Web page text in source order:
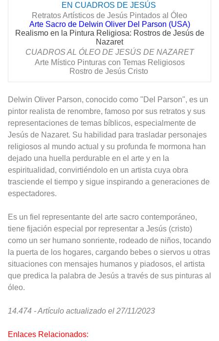
EN CUADROS DE JESÚS
Retratos Artísticos de Jesús Pintados al Óleo
Arte Sacro de Delwin Oliver Del Parson (USA)
Realismo en la Pintura Religiosa: Rostros de Jesús de
Nazaret
CUADROS AL ÓLEO DE JESÚSDE NAZARET
Arte Místico Pinturas con Temas Religiosos
Rostro de Jesús Cristo
Delwin Oliver Parson, conocido como "Del Parson", es un
pintor realista de renombre, famoso por sus retratos y sus
representaciones de temas bíblicos, especialmente de
Jesús de Nazaret. Su habilidad para trasladar personajes
religiosos al mundo actual y su profunda fe mormona han
dejado una huella perdurable en el arte y en la
espiritualidad, convirtiéndolo en un artista cuya obra
trasciende el tiempo y sigue inspirando a generaciones de
espectadores.
Es un fiel representante del arte sacro contemporáneo,
tiene fijación especial por representar a Jesús (cristo)
como un ser humano sonriente, rodeado de niños, tocando
la puerta de los hogares, cargando bebes o siervos u otras
situaciones con mensajes humanos y piadosos, e l artista
que predica la palabra de Jesús a través de sus pinturas al
óleo.
14.474 - Artículo actualizado el 27/11/2023
Enlaces Relacionados: